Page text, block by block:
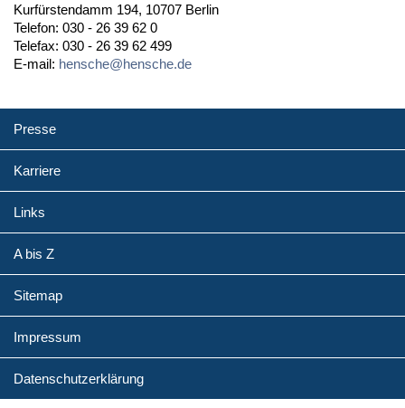
Kurfürstendamm 194, 10707 Berlin
Telefon: 030 - 26 39 62 0
Telefax: 030 - 26 39 62 499
E-mail: hensche@hensche.de
Presse
Karriere
Links
A bis Z
Sitemap
Impressum
Datenschutzerklärung